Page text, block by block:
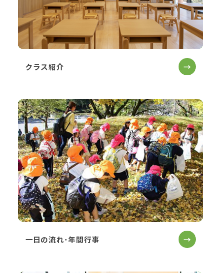
クラス紹介 →
一日の流れ･年間行事 →